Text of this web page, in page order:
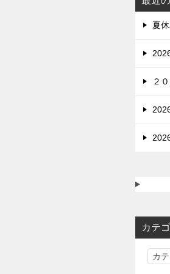
ョ
夏
２
カテ
カ